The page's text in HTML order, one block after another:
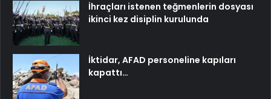
İhraçları istenen teğmenlerin dosyası
ikinci kez disiplin kurulunda
İktidar, AFAD personeline kapıları
kapattı…